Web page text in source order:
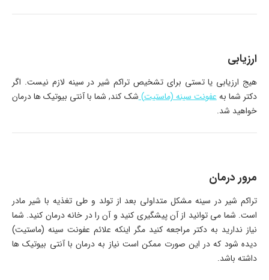
ارزیابی
هیج ارزیابی یا تستی برای تشخیص تراکم شیر در سینه لازم نیست. اگر
دکتر شما بهعفونت سینه (ماستیت)شک کند, شما با آنتی بیوتیک ها درمان
خواهید شد.
مرور درمان
تراکم شیر در سینه مشکل متداولی بعد از تولد و طی تغذیه با شیر مادر
است. شما می توانید از آن پیشگیری کنید و آن را در خانه درمان کنید. شما
نیاز ندارید به دکتر مراجعه کنید مگر اینکه علائم عفونت سینه (ماستیت)
دیده شود که در این صورت ممکن است نیاز به درمان با آنتی بیوتیک ها
داشته باشد.